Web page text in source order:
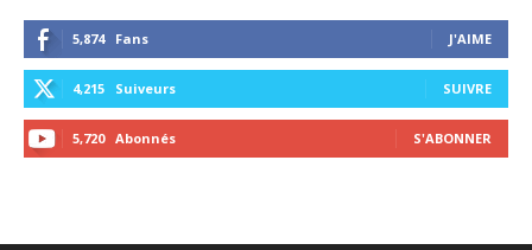
5,874 Fans J'AIME
4,215 Suiveurs SUIVRE
5,720 Abonnés S'ABONNER